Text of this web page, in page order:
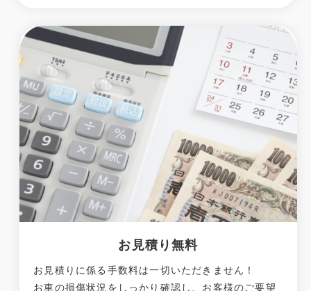
お見積り無料
お見積りに係る手数料は一切いただきません！
お車の損傷状況をしっかり確認し、お客様のご要望